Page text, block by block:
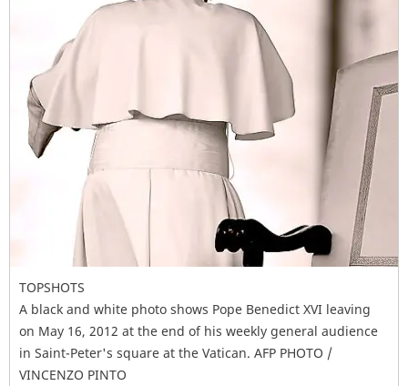
TOPSHOTS
A black and white photo shows Pope Benedict XVI leaving
on May 16, 2012 at the end of his weekly general audience
in Saint-Peter's square at the Vatican. AFP PHOTO /
VINCENZO PINTO